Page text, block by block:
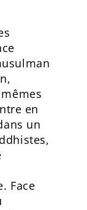
en
un
Face